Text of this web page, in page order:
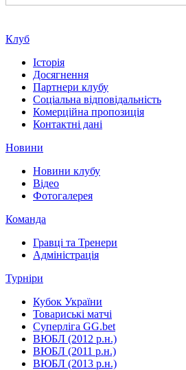
Клуб
Історія
Досягнення
Партнери клубу
Соціальна відповідальність
Комерційна пропозиція
Контактні дані
Новини
Новини клубу
Відео
Фотогалерея
Команда
Гравці та Тренери
Адміністрація
Турніри
Кубок України
Товариські матчі
Суперліга GG.bet
ВЮБЛ (2012 р.н.)
ВЮБЛ (2011 р.н.)
ВЮБЛ (2013 р.н.)